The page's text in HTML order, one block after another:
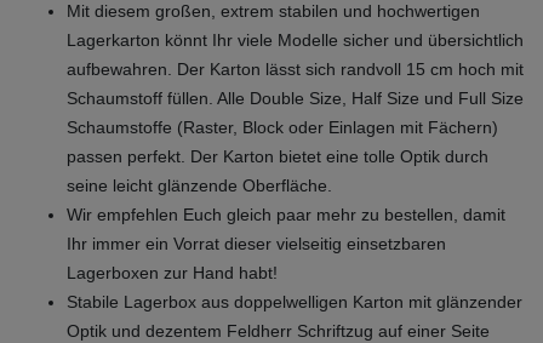
Mit diesem großen, extrem stabilen und hochwertigen
Lagerkarton könnt Ihr viele Modelle sicher und übersichtlich
aufbewahren. Der Karton lässt sich randvoll 15 cm hoch mit
Schaumstoff füllen. Alle Double Size, Half Size und Full Size
Schaumstoffe (Raster, Block oder Einlagen mit Fächern)
passen perfekt. Der Karton bietet eine tolle Optik durch
seine leicht glänzende Oberfläche.
Wir empfehlen Euch gleich paar mehr zu bestellen, damit
Ihr immer ein Vorrat dieser vielseitig einsetzbaren
Lagerboxen zur Hand habt!
Stabile Lagerbox aus doppelwelligen Karton mit glänzender
Optik und dezentem Feldherr Schriftzug auf einer Seite